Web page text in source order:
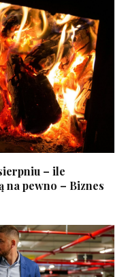
– ile
na pewno – Biznes